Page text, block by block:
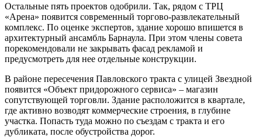
Остальные пять проектов одобрили. Так, рядом с ТРЦ
«Арена» появится современный торгово-развлекательный
комплекс. По оценке экспертов, здание хорошо впишется в
архитектурный ансамбль Барнаула. При этом члены совета
порекомендовали не закрывать фасад рекламой и
предусмотреть для нее отдельные конструкции.
В районе пересечения Павловского тракта с улицей Звездной
появится «Объект придорожного сервиса» – магазин
сопутствующей торговли. Здание расположится в квартале,
где активно возводят коммерческие строения, в глубине
участка. Попасть туда можно по съездам с тракта и его
дубликата, после обустройства дорог.